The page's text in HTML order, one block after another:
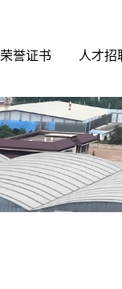
荣誉证书 人才招